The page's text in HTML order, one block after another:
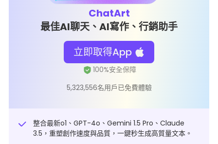
ChatArt
最佳AI聊天、AI寫作、行銷助手
立即取得App
5,323,556名用戶已免費體驗
整合最新o1、GPT-4o、Gemini 1.5 Pro、Claude
3.5，重塑創作速度與品質，一鍵秒生成高質量文本。